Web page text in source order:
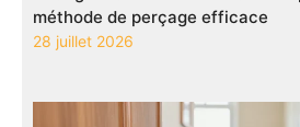
méthode de perçage efficace
28 juillet 2026